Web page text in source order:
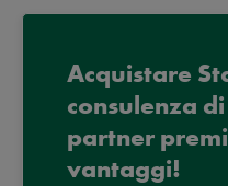
Acquistare
consulenza
partner
vantaggi!